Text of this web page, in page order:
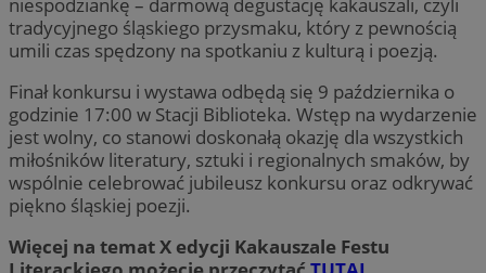
tradycyjnego śląskiego przysmaku, który z pewnością
umili czas spędzony na spotkaniu z kulturą i poezją.
Finał konkursu i wystawa odbędą się 9 października o
godzinie 17:00 w Stacji Biblioteka. Wstęp na wydarzenie
jest wolny, co stanowi doskonałą okazję dla wszystkich
miłośników literatury, sztuki i regionalnych smaków, by
wspólnie celebrować jubileusz konkursu oraz odkrywać
piękno śląskiej poezji.
Więcej na temat X edycji Kakauszale Festu